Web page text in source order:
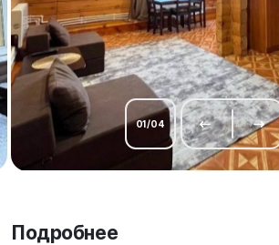
01/04
Подробнее